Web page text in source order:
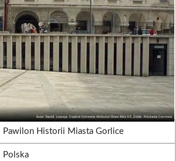
Pawilon Historii Miasta Gorlice
Polska